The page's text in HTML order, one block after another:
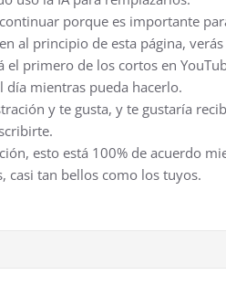
porque es importante
al principio de esta página,
el primero de los cortos en
día mientras pueda hacerlo.
y te gusta, y te gustaría
esto está 100% de acuerdo
casi tan bellos como los tuyos.